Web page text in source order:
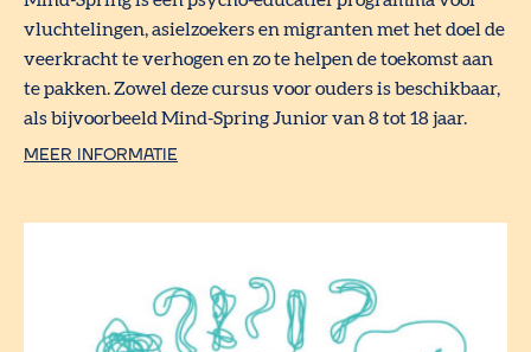
vluchtelingen, asielzoekers en migranten met het doel de
veerkracht te verhogen en zo te helpen de toekomst aan
te pakken. Zowel deze cursus voor ouders is beschikbaar,
als bijvoorbeeld Mind-Spring Junior van 8 tot 18 jaar.
MEER INFORMATIE